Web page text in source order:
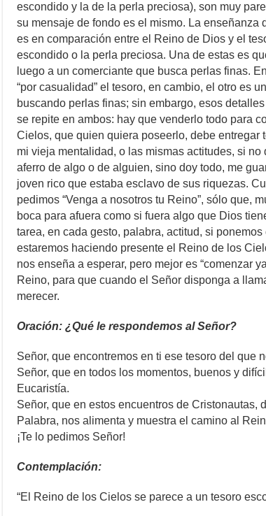
escondido y la de la perla preciosa), son muy
su mensaje de fondo es el mismo. La enseñanza
es en comparación entre el Reino de Dios y el
escondido o la perla preciosa. Una de estas es
luego a un comerciante que busca perlas finas.
“por casualidad” el tesoro, en cambio, el otro es
buscando perlas finas; sin embargo, esos
se repite en ambos: hay que venderlo todo para
Cielos, que quien quiera poseerlo, debe entregar
mi vieja mentalidad, o las mismas actitudes, si
aferro de algo o de alguien, sino doy todo, me
joven rico que estaba esclavo de sus riquezas.
pedimos “Venga a nosotros tu Reino”, sólo que,
boca para afuera como si fuera algo que Dios
tarea, en cada gesto, palabra, actitud, si
estaremos haciendo presente el Reino de los
nos enseña a esperar, pero mejor es “comenzar
Reino, para que cuando el Señor disponga a
merecer.
Oración: ¿Qué le respondemos al Señor?
Señor, que encontremos en ti ese tesoro del que
Señor, que en todos los momentos, buenos y
Eucaristía.
Señor, que en estos encuentros de Cristonautas,
Palabra, nos alimenta y muestra el camino al
¡Te lo pedimos Señor!
Contemplación:
“El Reino de los Cielos se parece a un tesoro